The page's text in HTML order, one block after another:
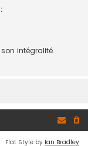
intégralité.
Flat Style by Ian Bradley